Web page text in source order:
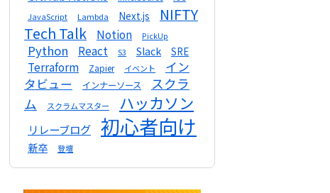
JavaScript Lambda Next.js
NIFTY
Tech Talk
Notion PickUp
Python React S3 Slack SRE
Terraform Zapier イベント
イン
タビュー
インナーソース
スクラ
ム
スクラムマスター ハッカソン
リレーブログ 初心者向け
新卒 登壇